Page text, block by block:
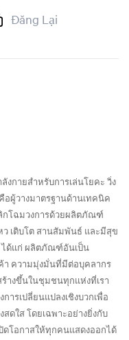
Đăng Lại
งกายสำหรับการเล่นโยคะ วิ่ง
อผู้วางมาตรฐานด้านเทคนิค
กโฉมวงการด้วยผลิตภัณฑ์
เติบโต สานสัมพันธ์ และมีสุข
ได้แก่ ผลิตภัณฑ์อันเป็น
า ความมุ่งมั่นที่มีต่อบุคลากร
างขึ้นในชุมชนทุกแห่งที่เรา
ารเปลี่ยนแปลงเชิงบวกเพื่อ
ดใส โดยเฉพาะอย่างยิ่งกับ
ดโอกาสให้ทุกคนแสดงออกได้